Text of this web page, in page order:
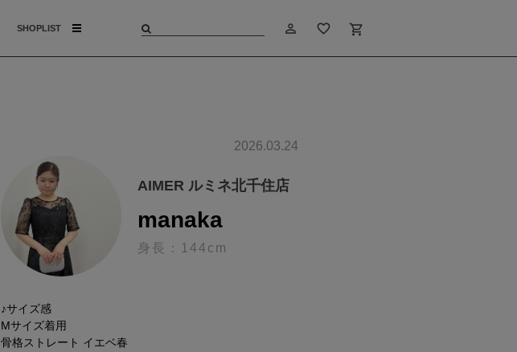
SHOPLIST person_outline favorite_border shopping_cart
2026.03.24
AIMER ルミネ北千住店
manaka
身長：144cm
♪サイズ感
Mサイズ着用
骨格ストレート イエベ春